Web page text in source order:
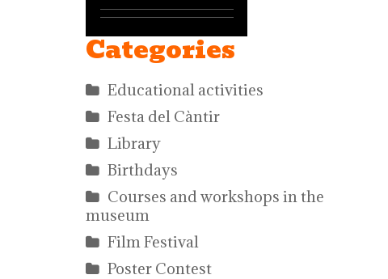
Categories
Educational activities
Festa del Càntir
Library
Birthdays
Courses and workshops in the
museum
Film Festival
Poster Contest